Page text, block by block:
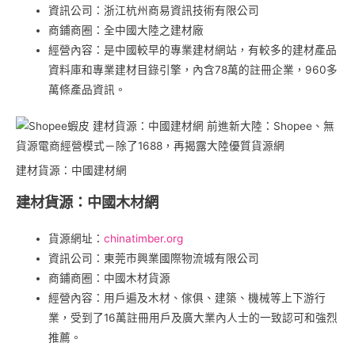
資訊公司：浙江杭州商易資訊技術有限公司
商鋪商圈：全中國大陸之建材廠
經營內容：是中國較早的專業建材網站，有較多的建材產品
資料庫和專業建材目錄引擎，內含78萬的註冊企業，960多
萬條產品資訊。
建材貨源：中國建材網
建材貨源：中國木材網
貨源網址：chinatimber.org
資訊公司：東莞市興業國際物流城有限公司
商鋪商圈：中國木材貨源
經營內容：用戶遍及木材、傢俱、建築、機械等上下游行
業，受到了16萬註冊用戶及廣大業內人士的一致認可和強烈
推薦。